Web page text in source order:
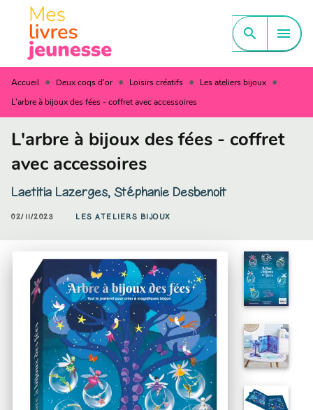
MENU CONTENU
PIED DE PAGE
search menu
Accueil • Deux coqs d'or • Loisirs créatifs • Les ateliers bijoux •
L'arbre à bijoux des fées - coffret avec accessoires
L'arbre à bijoux des fées - coffret
avec accessoires
Laetitia Lazerges, Stéphanie Desbenoit
02/11/2023 LES ATELIERS BIJOUX